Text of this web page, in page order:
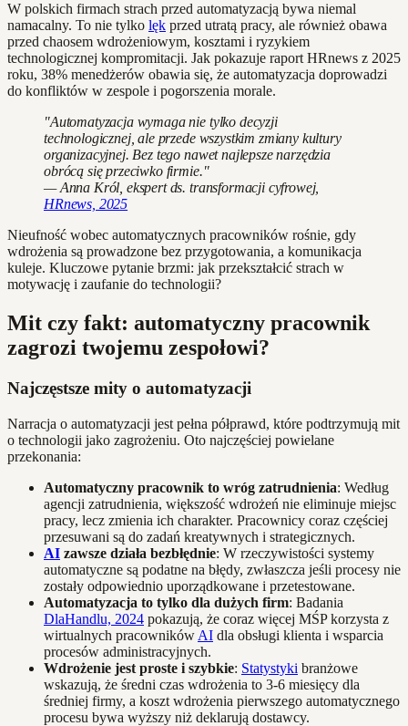
W polskich firmach strach przed automatyzacją bywa niemal
namacalny. To nie tylko lęk przed utratą pracy, ale również obawa
przed chaosem wdrożeniowym, kosztami i ryzykiem
technologicznej kompromitacji. Jak pokazuje raport HRnews z 2025
roku, 38% menedżerów obawia się, że automatyzacja doprowadzi
do konfliktów w zespole i pogorszenia morale.
"Automatyzacja wymaga nie tylko decyzji
technologicznej, ale przede wszystkim zmiany kultury
organizacyjnej. Bez tego nawet najlepsze narzędzia
obrócą się przeciwko firmie."
— Anna Król, ekspert ds. transformacji cyfrowej,
HRnews, 2025
Nieufność wobec automatycznych pracowników rośnie, gdy
wdrożenia są prowadzone bez przygotowania, a komunikacja
kuleje. Kluczowe pytanie brzmi: jak przekształcić strach w
motywację i zaufanie do technologii?
Mit czy fakt: automatyczny pracownik
zagrozi twojemu zespołowi?
Najczęstsze mity o automatyzacji
Narracja o automatyzacji jest pełna półprawd, które podtrzymują mit
o technologii jako zagrożeniu. Oto najczęściej powielane
przekonania:
Automatyczny pracownik to wróg zatrudnienia: Według
agencji zatrudnienia, większość wdrożeń nie eliminuje miejsc
pracy, lecz zmienia ich charakter. Pracownicy coraz częściej
przesuwani są do zadań kreatywnych i strategicznych.
AI zawsze działa bezbłędnie: W rzeczywistości systemy
automatyczne są podatne na błędy, zwłaszcza jeśli procesy nie
zostały odpowiednio uporządkowane i przetestowane.
Automatyzacja to tylko dla dużych firm: Badania
DlaHandlu, 2024 pokazują, że coraz więcej MŚP korzysta z
wirtualnych pracowników AI dla obsługi klienta i wsparcia
procesów administracyjnych.
Wdrożenie jest proste i szybkie: Statystyki branżowe
wskazują, że średni czas wdrożenia to 3-6 miesięcy dla
średniej firmy, a koszt wdrożenia pierwszego automatycznego
procesu bywa wyższy niż deklarują dostawcy.